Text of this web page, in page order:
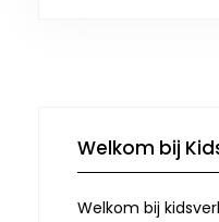
Welkom bij
Welkom bij